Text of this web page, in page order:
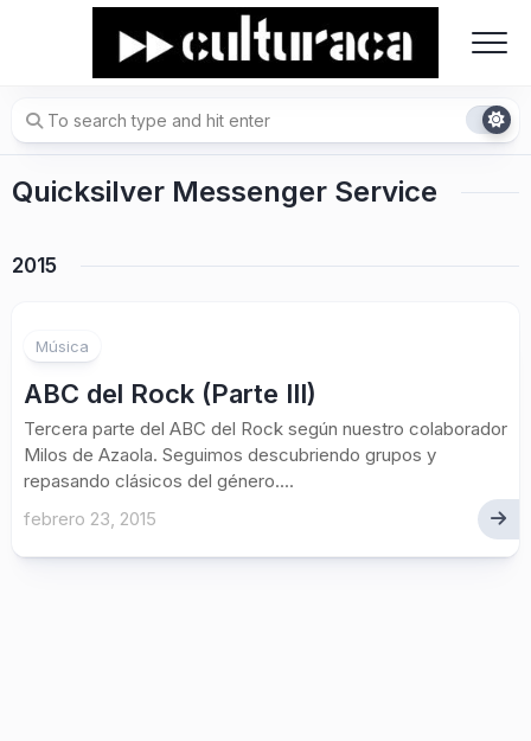
Quicksilver Messenger Service
2015
Música
ABC del Rock (Parte III)
Tercera parte del ABC del Rock según nuestro colaborador
Milos de Azaola. Seguimos descubriendo grupos y
repasando clásicos del género....
febrero 23, 2015